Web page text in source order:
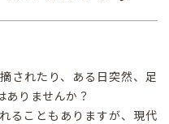
されたり、ある日突然、足
ありませんか？
ることもありますが、現代